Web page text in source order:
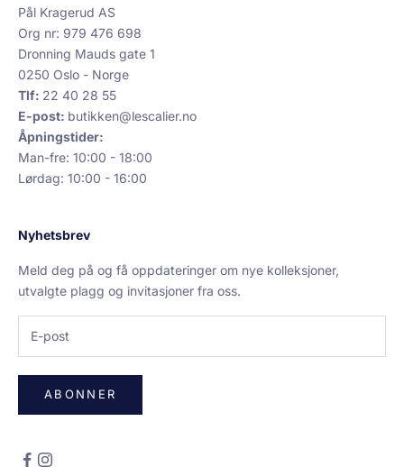
Pål Kragerud AS
Org nr: 979 476 698
Dronning Mauds gate 1
0250 Oslo - Norge
Tlf: 22 40 28 55
E-post: butikken@lescalier.no
Åpningstider:
Man-fre: 10:00 - 18:00
Lørdag: 10:00 - 16:00
Nyhetsbrev
Meld deg på og få oppdateringer om nye kolleksjoner,
utvalgte plagg og invitasjoner fra oss.
ABONNER